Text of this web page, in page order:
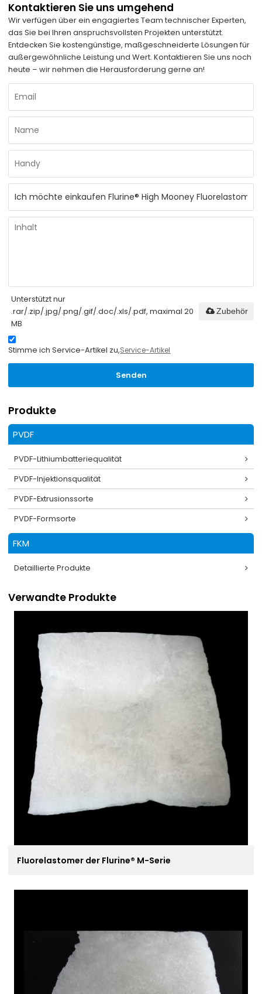
Kontaktieren Sie uns umgehend
Wir verfügen über ein engagiertes Team technischer Experten,
das Sie bei Ihren anspruchsvollsten Projekten unterstützt.
Entdecken Sie kostengünstige, maßgeschneiderte Lösungen für
außergewöhnliche Leistung und Wert. Kontaktieren Sie uns noch
heute – wir nehmen die Herausforderung gerne an!
Unterstützt nur
.rar/.zip/.jpg/.png/.gif/.doc/.xls/.pdf, maximal 20
MB
Zubehör
Stimme ich Service-Artikel zu,Service-Artikel
Senden
Produkte
PVDF
PVDF-Lithiumbatteriequalität
PVDF-Injektionsqualität
PVDF-Extrusionssorte
PVDF-Formsorte
FKM
Detaillierte Produkte
Verwandte Produkte
Fluorelastomer der Flurine® M-Serie